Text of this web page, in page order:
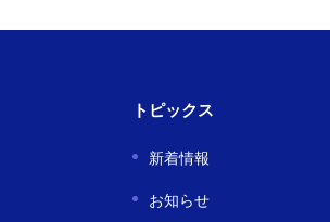
トピックス
新着情報
お知らせ